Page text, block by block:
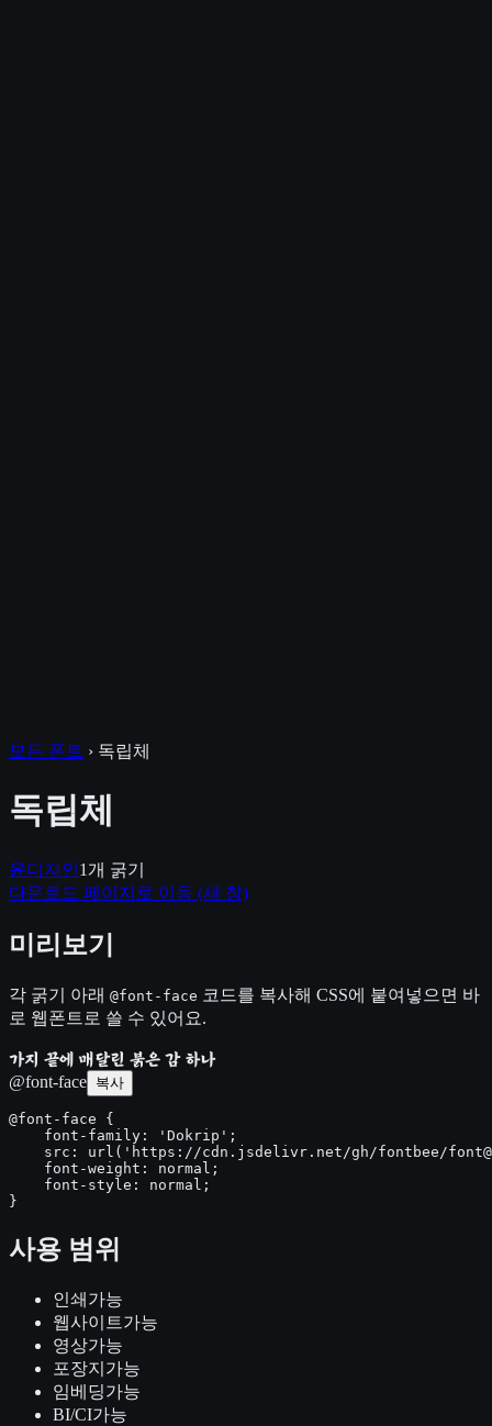
모든 폰트 › 독립체
독립체
윤디자인1 개 굵기
다운로드 페이지로 이동 (새 창)
미리보기
각 굵기 아래 @font-face 코드를 복사해 CSS에 붙여넣으면 바
로 웹폰트로 쓸 수 있어요.
가지 끝에 매달린 붉은 감 하나
@font-face 복사
@font-face {
    font-family: 'Dokrip';
src: url('https://cdn.jsdelivr.net/gh/fontbee/
    font-weight: normal;
    font-style: normal;
}
사용 범위
인쇄 가능
웹사이트가능
영상가능
포장지 가능
임베딩가능
BI/CI가능